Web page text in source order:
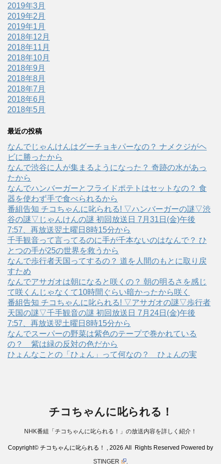
2019年3月
2019年2月
2019年1月
2018年12月
2018年11月
2018年10月
2018年9月
2018年8月
2018年7月
2018年6月
2018年5月
最近の投稿
なんでじゃんけんはグーチョキパーなの？ ナメクジがヘ
ビに勝ったから
なんで渋谷に人が集まるようになった？ 奇跡の水があっ
たから
なんでハンバーガーとフライドポテトはセットなの？ 食
器を使わず手で食べられるから
番組告知 チコちゃんに叱られる! ▽ハンバーガーの謎▽渋
谷の謎▽じゃんけんの謎 初回放送日 7月31日(金)午後
7:57、再放送翌土曜日8時15分から
千手観音って言ってるのに手が千本ないのはなんで？ ひ
とつの手が25の世界を救うから
なんで歩行者天国ってするの？ 道を人間のもとに取り戻
すため
なんでアサガオは朝になると咲くの？ 朝の明るさを感じ
て咲くんじゃなくて10時間ぐらい暗かったから咲く
番組告知 チコちゃんに叱られる! ▽アサガオの謎▽歩行者
天国の謎▽千手観音の謎 初回放送日 7月24日(金)午後
7:57、再放送翌土曜日8時15分から
なんでスーパーの野菜は紫色のテープで巻かれている
の？ 紫は緑の反対の色だから
ひょんなことの「ひょん」って何なの？ ひょんの実
チコちゃんに叱られる！
NHK番組「チコちゃんに叱られる！」の放送内容を詳しく紹介！
Copyright© チコちゃんに叱られる！ , 2026 All Rights Reserved Powered by
STINGER
.